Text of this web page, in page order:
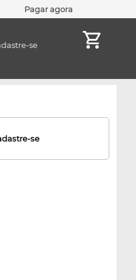
Pagar agora
se
se